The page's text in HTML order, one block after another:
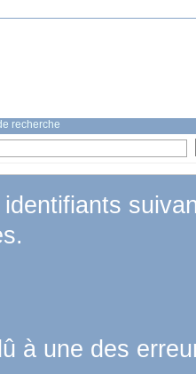
recherche
à une des